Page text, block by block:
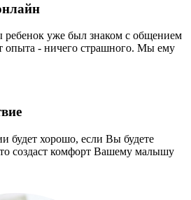
ребенок уже был знаком с общением
опыта - ничего страшного. Мы ему
будет хорошо, если Вы будете
создаст комфорт Вашему малышу